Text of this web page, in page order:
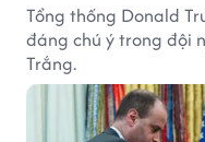
Tổng thống Donald
đáng chú ý trong đội
Trắng.